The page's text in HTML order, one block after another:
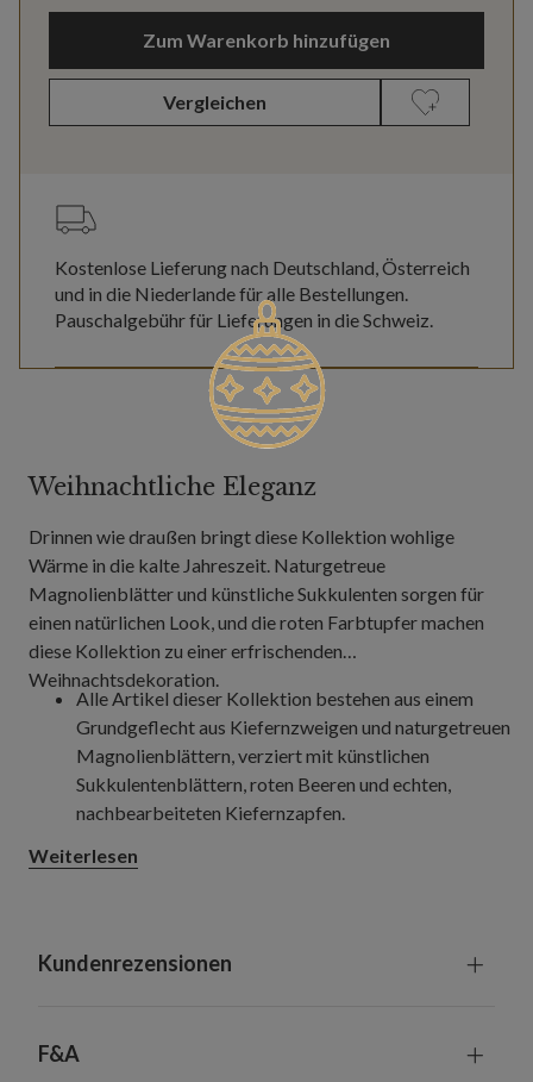
Zum Warenkorb hinzufügen
Vergleichen
Kostenlose Lieferung nach Deutschland, Österreich
und in die Niederlande für alle Bestellungen.
Pauschalgebühr für Lieferungen in die Schweiz.
Weihnachtliche Eleganz
Drinnen wie draußen bringt diese Kollektion wohlige
Wärme in die kalte Jahreszeit. Naturgetreue
Magnolienblätter und künstliche Sukkulenten sorgen für
einen natürlichen Look, und die roten Farbtupfer machen
diese Kollektion zu einer erfrischenden
Weihnachtsdekoration.
Alle Artikel dieser Kollektion bestehen aus einem
Grundgeflecht aus Kiefernzweigen und naturgetreuen
Magnolienblättern, verziert mit künstlichen
Sukkulentenblättern, roten Beeren und echten,
nachbearbeiteten Kiefernzapfen.
Jeweils 35 cm breit
Mit eingebauter Zeitschaltuhr: 6 Stunden
Wetterfest dank UV-Schutz. Für eine längere
Weiterlesen
Kundenrezensionen
F&A